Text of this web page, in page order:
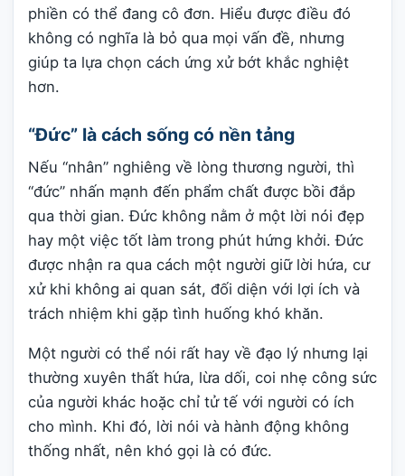
phiền có thể đang cô đơn. Hiểu được điều đó
không có nghĩa là bỏ qua mọi vấn đề, nhưng
giúp ta lựa chọn cách ứng xử bớt khắc nghiệt
hơn.
“Đức” là cách sống có nền tảng
Nếu “nhân” nghiêng về lòng thương người, thì
“đức” nhấn mạnh đến phẩm chất được bồi đắp
qua thời gian. Đức không nằm ở một lời nói đẹp
hay một việc tốt làm trong phút hứng khởi. Đức
được nhận ra qua cách một người giữ lời hứa, cư
xử khi không ai quan sát, đối diện với lợi ích và
trách nhiệm khi gặp tình huống khó khăn.
Một người có thể nói rất hay về đạo lý nhưng lại
thường xuyên thất hứa, lừa dối, coi nhẹ công sức
của người khác hoặc chỉ tử tế với người có ích
cho mình. Khi đó, lời nói và hành động không
thống nhất, nên khó gọi là có đức.